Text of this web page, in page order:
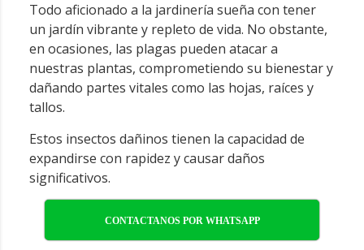
Todo aficionado a la jardinería sueña con tener
un jardín vibrante y repleto de vida. No obstante,
en ocasiones, las plagas pueden atacar a
nuestras plantas, comprometiendo su bienestar y
dañando partes vitales como las hojas, raíces y
tallos.
Estos insectos dañinos tienen la capacidad de
expandirse con rapidez y causar daños
significativos.
CONTACTANOS POR WHATSAPP